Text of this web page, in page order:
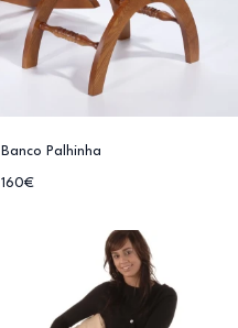
Banco Palhinha
160€